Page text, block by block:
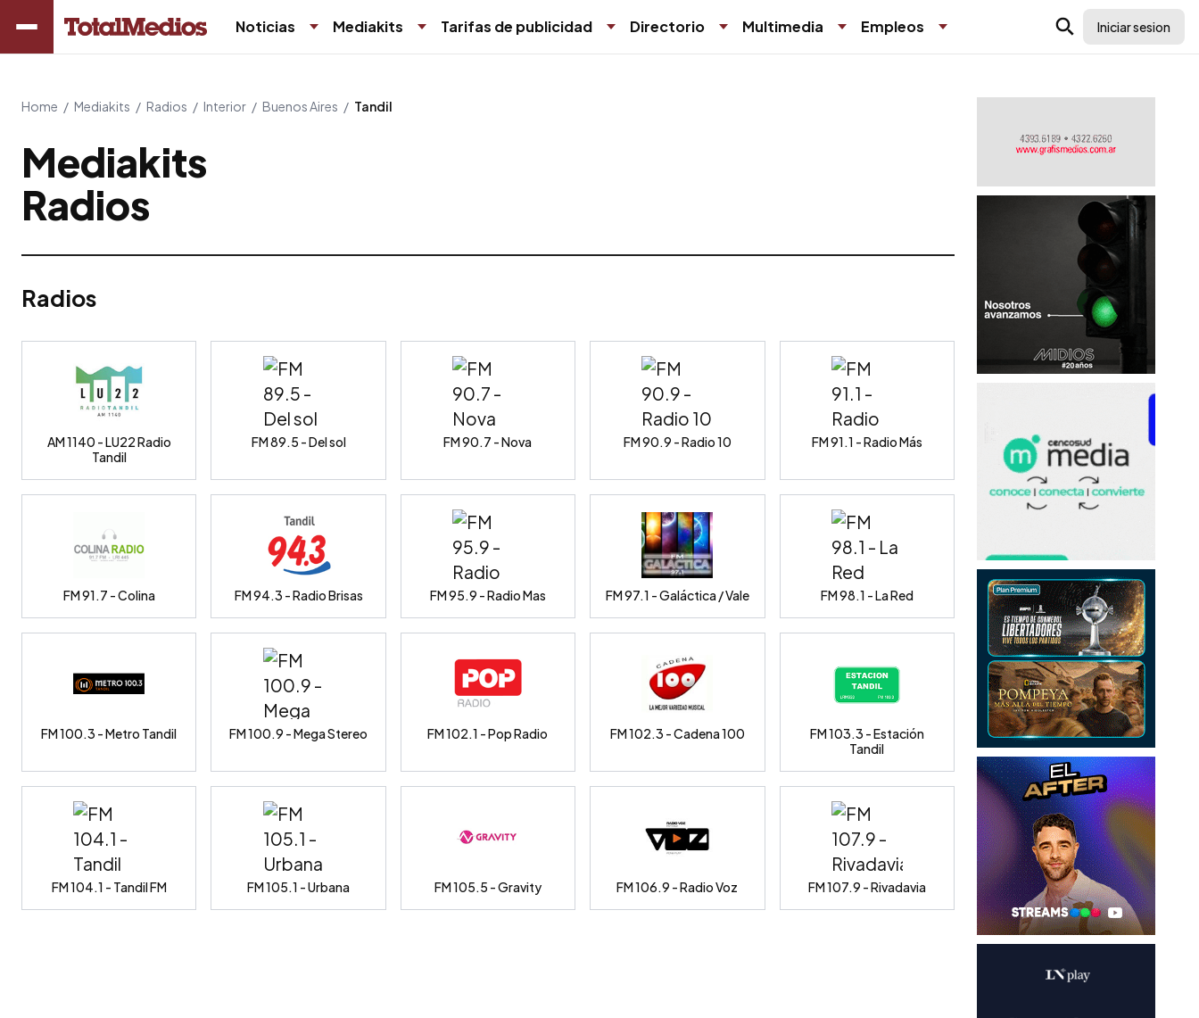
Noticias Mediakits Tarifas de publicidad Directorio Multimedia Empleos Iniciar sesion
Home / Mediakits / Radios / Interior / Buenos Aires / Tandil
Mediakits
Radios
Radios
AM 1140 - LU22 Radio
Tandil
FM 89.5 - Del sol FM 90.7 - Nova FM 90.9 - Radio 10 FM 91.1 - Radio Más
FM 91.7 - Colina FM 94.3 - Radio Brisas FM 95.9 - Radio Mas FM 97.1 - Galáctica / Vale FM 98.1 - La Red
FM 100.3 - Metro Tandil FM 100.9 - Mega Stereo FM 102.1 - Pop Radio FM 102.3 - Cadena 100
FM 103.3 - Estación
Tandil
FM 104.1 - Tandil FM FM 105.1 - Urbana FM 105.5 - Gravity FM 106.9 - Radio Voz FM 107.9 - Rivadavia